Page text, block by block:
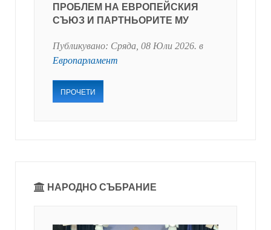
ПРОБЛЕМ НА ЕВРОПЕЙСКИЯ
СЪЮЗ И ПАРТНЬОРИТЕ МУ
Публикувано: Сряда, 08 Юли 2026. в
Европарламент
ПРОЧЕТИ
НАРОДНО СЪБРАНИЕ